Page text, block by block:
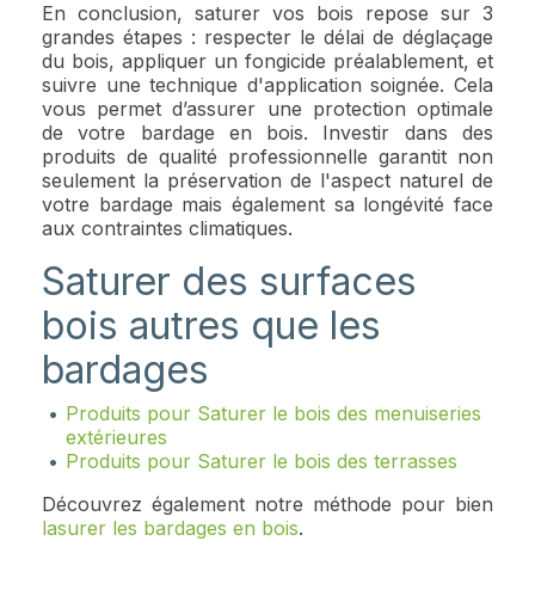
En conclusion, saturer vos bois repose sur 3
grandes étapes : respecter le délai de déglaçage
du bois, appliquer un fongicide préalablement, et
suivre une technique d'application soignée. Cela
vous permet d’assurer une protection optimale
de votre bardage en bois. Investir dans des
produits de qualité professionnelle garantit non
seulement la préservation de l'aspect naturel de
votre bardage mais également sa longévité face
aux contraintes climatiques.
Saturer des surfaces
bois autres que les
bardages
Produits pour Saturer le bois des menuiseries
extérieures
Produits pour Saturer le bois des terrasses
Découvrez également notre méthode pour bien
lasurer les bardages en bois.